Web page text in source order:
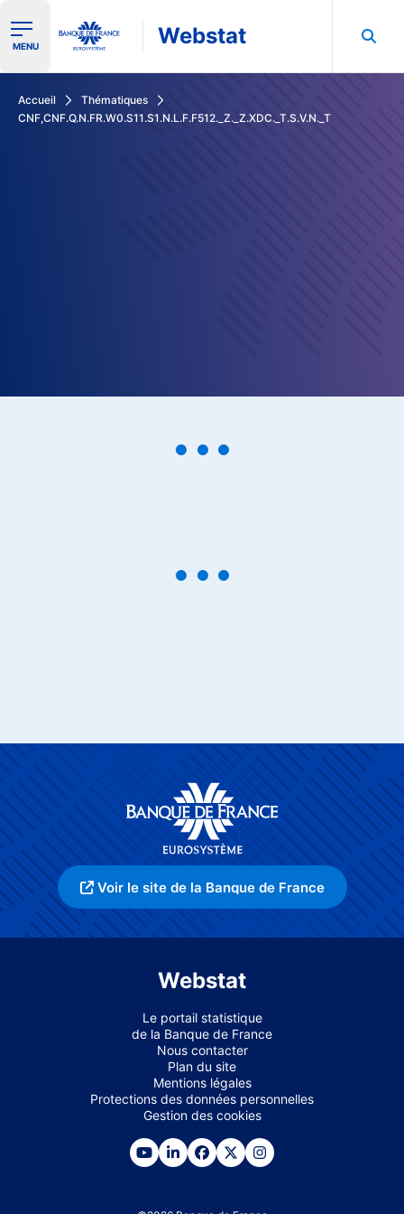
Ouvrir le menu de navigation
MENU Webstat
Accueil
Thématiques
CNF,CNF.Q.N.FR.W0.S11.S1.N.L.F.F512._Z._Z.XDC._T.S.V.N._T
Voir le site de la Banque de France
Webstat
Le portail statistique
de la Banque de France
Nous contacter
Plan du site
Mentions légales
Protections des données personnelles
Gestion des cookies